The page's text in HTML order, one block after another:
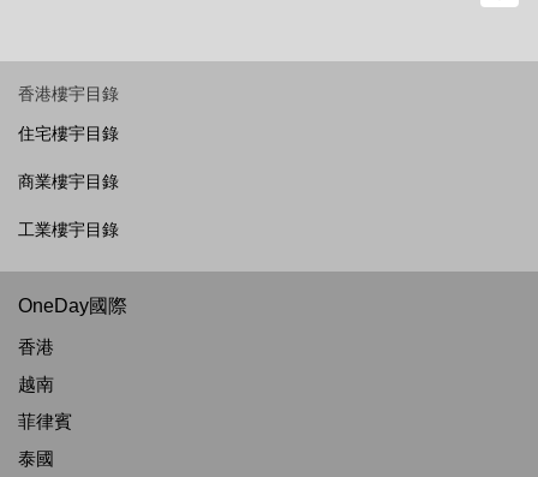
香港樓宇目錄
住宅樓宇目錄
商業樓宇目錄
工業樓宇目錄
OneDay國際
香港
越南
菲律賓
泰國